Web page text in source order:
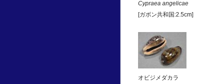
Cypraea angelicae
[ガボン共和国:2.5cm]
オビジメダカラ